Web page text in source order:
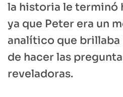
la historia le terminó
ya que Peter era un
analítico que brillaba
de hacer las
reveladoras.